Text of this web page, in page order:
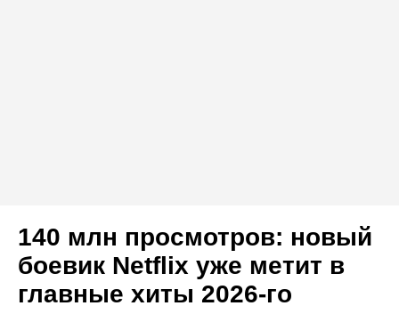
140 млн просмотров: новый
боевик Netflix уже метит в
главные хиты 2026-го